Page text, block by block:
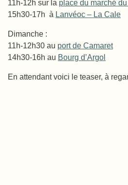
11h-12h sur la place du marché
15h30-17h à Lanvéoc – La Cale
Dimanche :
11h-12h30 au port de Camaret
14h30-16h au Bourg d’Argol
En attendant voici le teaser, à